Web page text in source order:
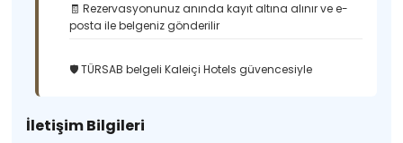
🧾 Rezervasyonunuz anında kayıt altına alınır ve e-
posta ile belgeniz gönderilir
🛡️ TÜRSAB belgeli Kaleiçi Hotels güvencesiyle
İletişim Bilgileri